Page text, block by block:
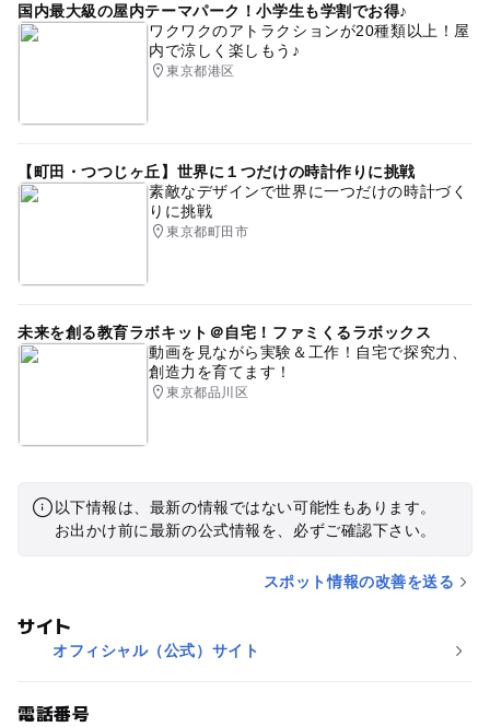
国内最大級の屋内テーマパーク！小学生も学割でお得♪
ワクワクのアトラクションが20種類以上！屋
内で涼しく楽しもう♪
東京都港区
【町田・つつじヶ丘】世界に１つだけの時計作りに挑戦
素敵なデザインで世界に一つだけの時計づく
りに挑戦
東京都町田市
未来を創る教育ラボキット＠自宅！ファミくるラボックス
動画を見ながら実験＆工作！自宅で探究力、
創造力を育てます！
東京都品川区
以下情報は、最新の情報ではない可能性もあります。
お出かけ前に最新の公式情報を、必ずご確認下さい。
スポット情報の改善を送る
サイト
オフィシャル（公式）サイト
電話番号